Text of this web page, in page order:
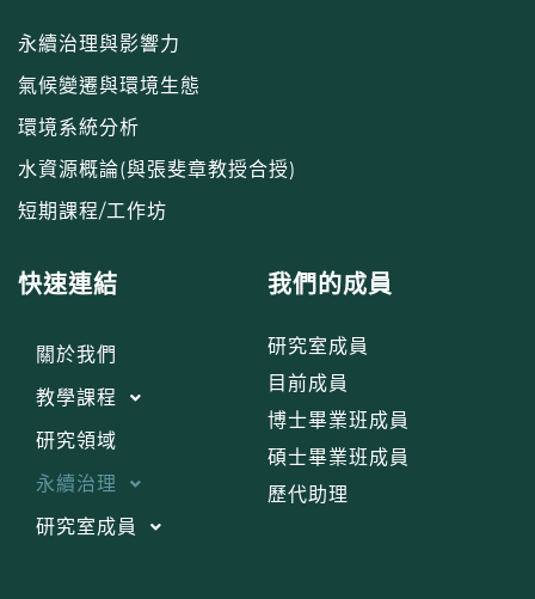
永續治理與影響力
氣候變遷與環境生態
環境系統分析
水資源概論(與張斐章教授合授)
短期課程/工作坊
快速連結
關於我們
教學課程
研究領域
永續治理
研究室成員
我們的成員
研究室成員
目前成員
博士畢業班成員
碩士畢業班成員
歷代助理